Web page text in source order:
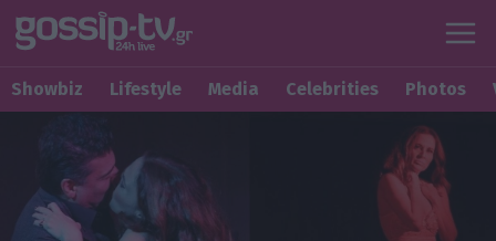
Showbiz Lifestyle Media Celebrities Photos